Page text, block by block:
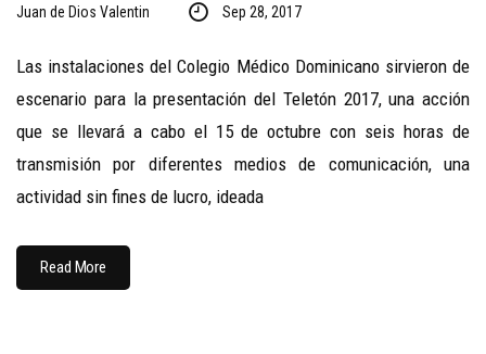
Juan de Dios Valentin Sep 28, 2017
Las instalaciones del Colegio Médico Dominicano sirvieron de
escenario para la presentación del Teletón 2017, una acción
que se llevará a cabo el 15 de octubre con seis horas de
transmisión por diferentes medios de comunicación, una
actividad sin fines de lucro, ideada
Read More